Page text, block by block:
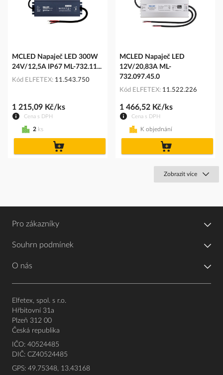
MCLED Napaječ LED 300W
24V/12,5A IP67 ML-732.11...
Kód ELFETEX 11.543.750
Cena s DPH
1 215,09 Kč/ks
2 ks
MCLED Napaječ LED
12V/20,83A ML-
732.097.45.0
Kód ELFETEX 11.522.226
Cena s DPH
1 466,52 Kč/ks
K objednání
Zobrazit více
Pro zákazníky
Souhrn podmínek
O nás
Elfetex, spol. s r.o.
Hřbitovní 31a
Plzeň 312 00
Česká republika
IČO: 40524485
DIČ: CZ40524485
GPS: 49.75348, 13.43168